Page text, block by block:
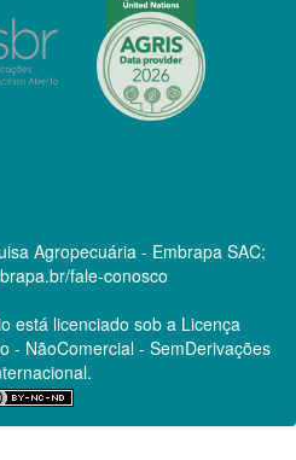
Agropecuária - Embrapa SAC:
fale-conosco
está licenciado sob a Licença
- NãoComercial - SemDerivações